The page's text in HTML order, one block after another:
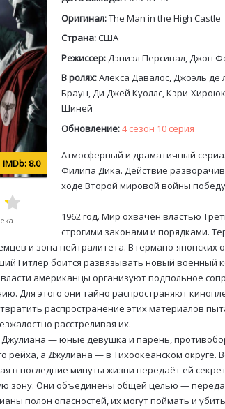
8.0
Оригинал:The Man in the High Castle
Страна:США
Режиссер: Дэниэл Персивал, Джон
В ролях:Алекса Давалос, Джоэль де
Браун, Ди Джей Куоллс, Кэри-
Шиней
Обновление:4 сезон 10 серия
Атмосферный и драматичный
Филипа Дика. Действие
ходе Второй мировой войны
1962 год. Мир охвачен властью
строгими законами и порядками.
и зона нейтралитета. В германо-
Гитлер боится развязывать новый военный
американцы организуют подпольное
Для этого они тайно распространяют
распространение этих материалов
расстреливая их.
— юные девушка и парень,
рейха, а Джулиана — в Тихоокеанском округе.
в последние минуты жизни передаёт ей
зону. Они объединены общей целью —
полон опасностей, их могут поймать и